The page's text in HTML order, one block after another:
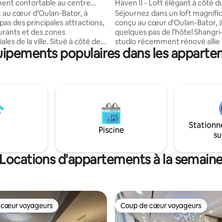
confortable au centre
• Parking gratuit »
au cœur d’Oulan-Bator, à
des principales attractions,
et des zones
de la ville. Situé à côté de
cet appartement
et confortable constitue le
un séjour reposant. Profitez
d'une connexion Wi-
et d'un environnement
une journée bien remplie
(arrivée facile et
moment)
Haven II - Loft élégant à côté
la
Séjournez dans un loft
conçu au cœur d'Oulan-Bator,
quelques pas de l'hôtel
studio récemment rénové allie
moderne à des œuvres d'art
soigneusement sélectionnées,
connectée et une salle de bain
du spa. Profitez d'un immeuble
sécurisé avec des parties
surveillées, un parking gratuit,
laverie partagée, et marchez
attractions de la ville en
minutes.
populaires dans les
Piscine
Locations d'appartements à la
cœur voyageurs
voyageurs Coup de cœur voyageurs
Coup de cœur voyageurs